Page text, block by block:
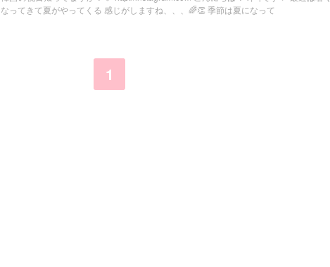
なってきて夏がやってくる 感じがしますね、、、🌈👏 季節は夏になって
1